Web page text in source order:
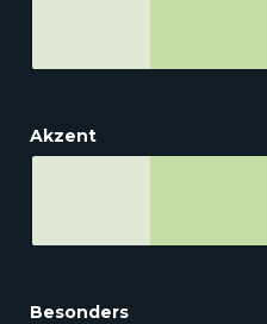
Akzent
Besonders